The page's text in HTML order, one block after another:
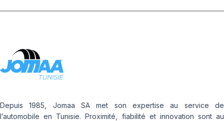
Depuis 1985, Jomaa SA met son expertise au service de
l’automobile en Tunisie. Proximité, fiabilité et innovation sont au